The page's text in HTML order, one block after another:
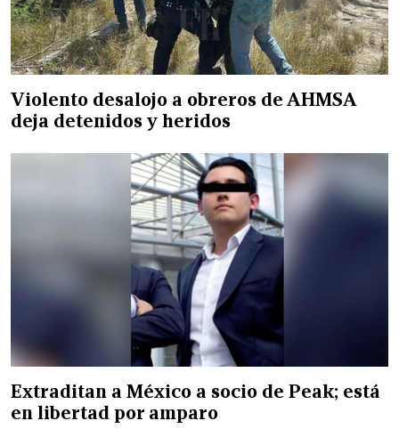
Violento desalojo a obreros de AHMSA
deja detenidos y heridos
Extraditan a México a socio de Peak; está
en libertad por amparo